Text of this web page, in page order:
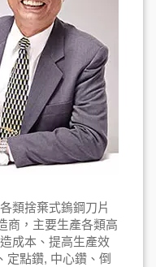
類捨棄式鎢鋼刀片
商，主要生產各類高
成本、提高生產效
定點鑽, 中心鑽、倒